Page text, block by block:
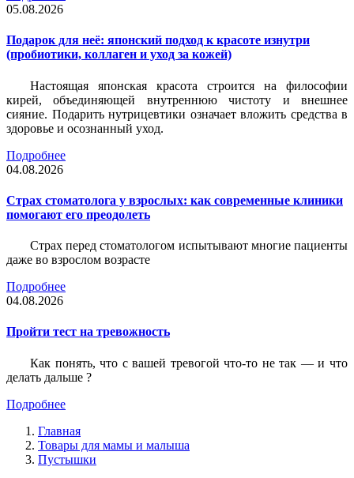
05.08.2026
Подарок для неё: японский подход к красоте изнутри
(пробиотики, коллаген и уход за кожей)
Настоящая японская красота строится на философии
кирей, объединяющей внутреннюю чистоту и внешнее
сияние. Подарить нутрицевтики означает вложить средства в
здоровье и осознанный уход.
Подробнее
04.08.2026
Страх стоматолога у взрослых: как современные клиники
помогают его преодолеть
Страх перед стоматологом испытывают многие пациенты
даже во взрослом возрасте
Подробнее
04.08.2026
Пройти тест на тревожность
Как понять, что с вашей тревогой что-то не так — и что
делать дальше ?
Подробнее
Главная
Товары для мамы и малыша
Пустышки